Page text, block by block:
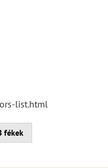
list.html
fékek